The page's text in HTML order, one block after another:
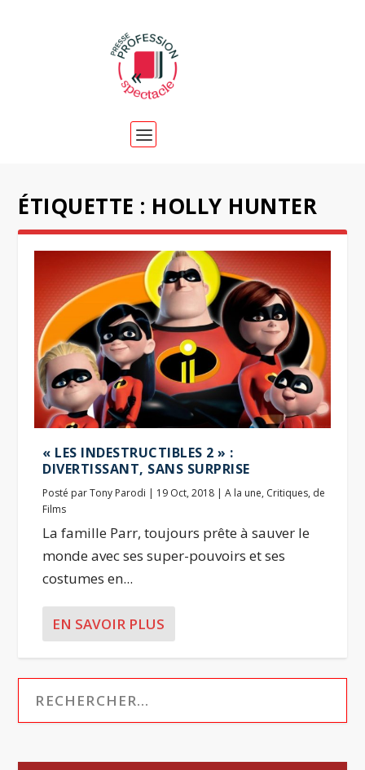
ÉTIQUETTE : HOLLY HUNTER
« LES INDESTRUCTIBLES 2 » :
DIVERTISSANT, SANS SURPRISE
Posté parTony Parodi | 19 Oct, 2018 |A la une, Critiques, de
Films
La famille Parr, toujours prête à sauver le
monde avec ses super-pouvoirs et ses
costumes en...
EN SAVOIR PLUS